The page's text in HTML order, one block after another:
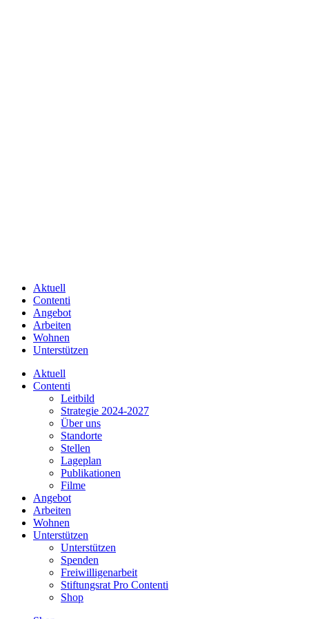
Aktuell
Contenti
Angebot
Arbeiten
Wohnen
Unterstützen
Aktuell
Contenti
Leitbild
Strategie 2024-2027
Über uns
Standorte
Stellen
Lageplan
Publikationen
Filme
Angebot
Arbeiten
Wohnen
Unterstützen
Unterstützen
Spenden
Freiwilligenarbeit
Stiftungsrat Pro Contenti
Shop